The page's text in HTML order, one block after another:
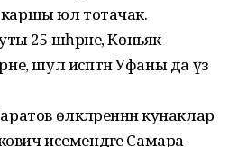
каршы юл тотачак.
25 шәһәрне, Көньяк
шул исәптән Уфаны да үз
өлкәләреннән кунаклар
исемендәге Самара